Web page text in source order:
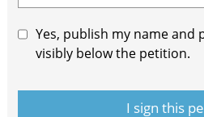
Yes, publish my name and
visibly below the petition.